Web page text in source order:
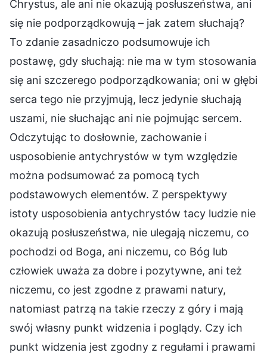
Chrystus, ale ani nie okazują posłuszeństwa, ani
się nie podporządkowują – jak zatem słuchają?
To zdanie zasadniczo podsumowuje ich
postawę, gdy słuchają: nie ma w tym stosowania
się ani szczerego podporządkowania; oni w głębi
serca tego nie przyjmują, lecz jedynie słuchają
uszami, nie słuchając ani nie pojmując sercem.
Odczytując to dosłownie, zachowanie i
usposobienie antychrystów w tym względzie
można podsumować za pomocą tych
podstawowych elementów. Z perspektywy
istoty usposobienia antychrystów tacy ludzie nie
okazują posłuszeństwa, nie ulegają niczemu, co
pochodzi od Boga, ani niczemu, co Bóg lub
człowiek uważa za dobre i pozytywne, ani też
niczemu, co jest zgodne z prawami natury,
natomiast patrzą na takie rzeczy z góry i mają
swój własny punkt widzenia i poglądy. Czy ich
punkt widzenia jest zgodny z regułami i prawami